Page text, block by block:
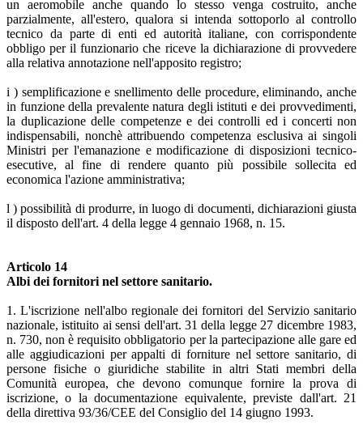
un aeromobile anche quando lo stesso venga costruito, anche
parzialmente, all'estero, qualora si intenda sottoporlo al controllo
tecnico da parte di enti ed autorità italiane, con corrispondente
obbligo per il funzionario che riceve la dichiarazione di provvedere
alla relativa annotazione nell'apposito registro;
i ) semplificazione e snellimento delle procedure, eliminando, anche
in funzione della prevalente natura degli istituti e dei provvedimenti,
la duplicazione delle competenze e dei controlli ed i concerti non
indispensabili, nonchè attribuendo competenza esclusiva ai singoli
Ministri per l'emanazione e modificazione di disposizioni tecnico-
esecutive, al fine di rendere quanto più possibile sollecita ed
economica l'azione amministrativa;
l ) possibilità di produrre, in luogo di documenti, dichiarazioni giusta
il disposto dell'art. 4 della legge 4 gennaio 1968, n. 15.
Articolo 14
Albi dei fornitori nel settore sanitario.
1. L'iscrizione nell'albo regionale dei fornitori del Servizio sanitario
nazionale, istituito ai sensi dell'art. 31 della legge 27 dicembre 1983,
n. 730, non è requisito obbligatorio per la partecipazione alle gare ed
alle aggiudicazioni per appalti di forniture nel settore sanitario, di
persone fisiche o giuridiche stabilite in altri Stati membri della
Comunità europea, che devono comunque fornire la prova di
iscrizione, o la documentazione equivalente, previste dall'art. 21
della direttiva 93/36/CEE del Consiglio del 14 giugno 1993.